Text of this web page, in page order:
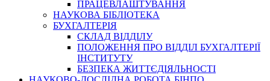
ПРАЦЕВЛАШТУВАННЯ
НАУКОВА БІБЛІОТЕКА
БУХГАЛТЕРІЯ
СКЛАД ВІДДІЛУ
ПОЛОЖЕННЯ ПРО ВІДДІЛ БУХГАЛТЕРІЇ
ІНСТИТУТУ
БЕЗПЕКА ЖИТТЄДІЯЛЬНОСТІ